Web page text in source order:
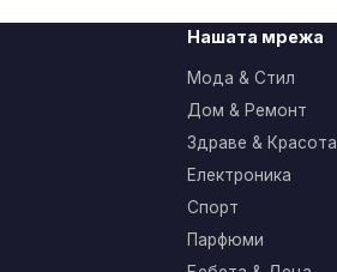
Нашата мрежа
Мода & Стил
Дом & Ремонт
Здраве & Красота
Електроника
Спорт
Парфюми